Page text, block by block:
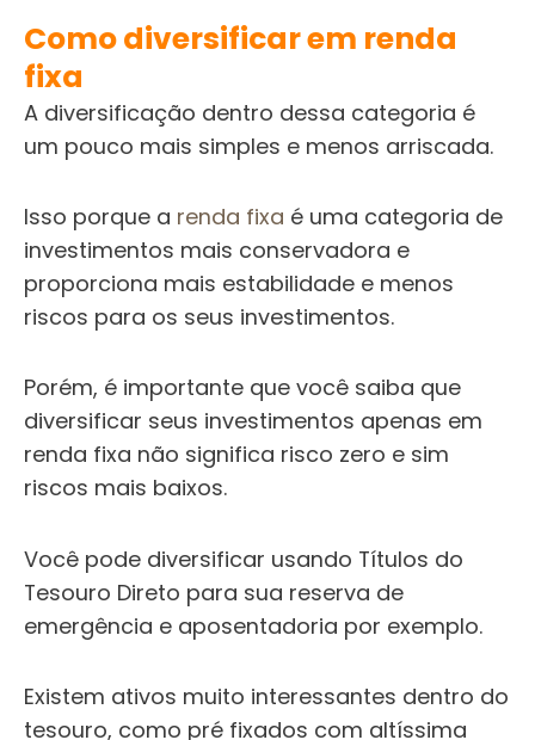
Como diversificar em renda
fixa
A diversificação dentro dessa categoria é
um pouco mais simples e menos arriscada.
Isso porque a renda fixa é uma categoria de
investimentos mais conservadora e
proporciona mais estabilidade e menos
riscos para os seus investimentos.
Porém, é importante que você saiba que
diversificar seus investimentos apenas em
renda fixa não significa risco zero e sim
riscos mais baixos.
Você pode diversificar usando Títulos do
Tesouro Direto para sua reserva de
emergência e aposentadoria por exemplo.
Existem ativos muito interessantes dentro do
tesouro, como pré fixados com altíssima